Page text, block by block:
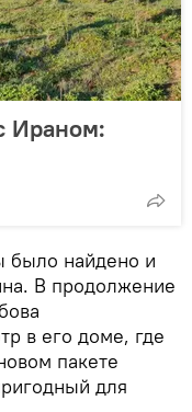
Ираном:
было найдено и
В продолжение
в его доме, где
пакете
для